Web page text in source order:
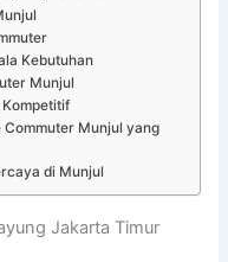
Kebutuhan
Munjul
Commuter Munjul yang
di Munjul
Jakarta Timur